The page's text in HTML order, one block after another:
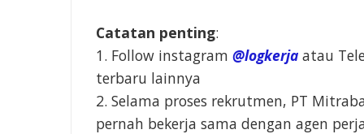
Catatan penting:
1. Follow instagram @logkerja atau
terbaru lainnya
2. Selama proses rekrutmen, PT
pernah bekerja sama dengan agen